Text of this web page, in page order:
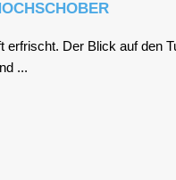
erfrischt. Der Blick auf den
...